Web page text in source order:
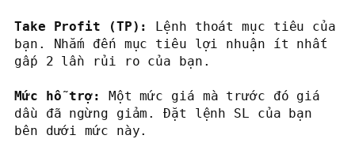
Take Profit (TP):
Lệnh thoát mục tiêu của
bạn. Nhắm đến mục tiêu lợi nhuận ít nhất
gấp 2 lần rủi ro của bạn.
Mức hỗ trợ:
Một mức giá mà trước đó giá
dầu đã ngừng giảm. Đặt lệnh SL của bạn
bên dưới mức này.